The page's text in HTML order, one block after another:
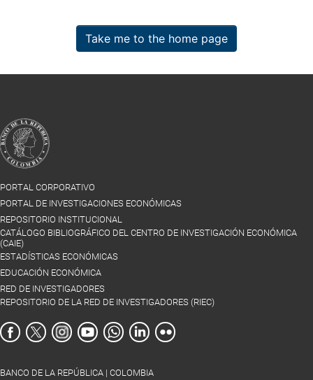
Take me to the home page
PORTAL CORPORATIVO
PORTAL DE INVESTIGACIONES ECONÓMICAS
REPOSITORIO INSTITUCIONAL
CATÁLOGO BIBLIOGRÁFICO DEL CENTRO DE INVESTIGACIÓN ECONÓMICA
(CAIE)
ESTADÍSTICAS ECONÓMICAS
EDUCACIÓN ECONÓMICA
RED DE INVESTIGADORES
REPOSITORIO DE LA RED DE INVESTIGADORES (RIEC)
BANCO DE LA REPÚBLICA | COLOMBIA